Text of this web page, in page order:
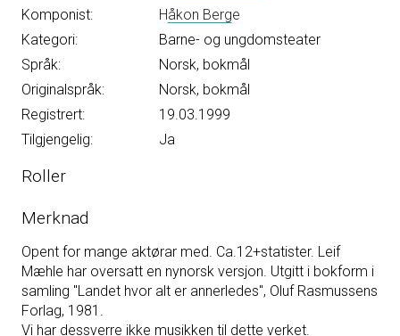
Komponist:
Håkon Berge
Kategori:
Barne- og ungdomsteater
Språk:
Norsk, bokmål
Originalspråk:
Norsk, bokmål
Registrert:
19.03.1999
Tilgjengelig:
Ja
Roller
Merknad
Opent for mange aktørar med. Ca.12+statister. Leif
Mæhle har oversatt en nynorsk versjon. Utgitt i bokform i
samling "Landet hvor alt er annerledes", Oluf Rasmussens
Forlag, 1981.
Vi har dessverre ikke musikken til dette verket.